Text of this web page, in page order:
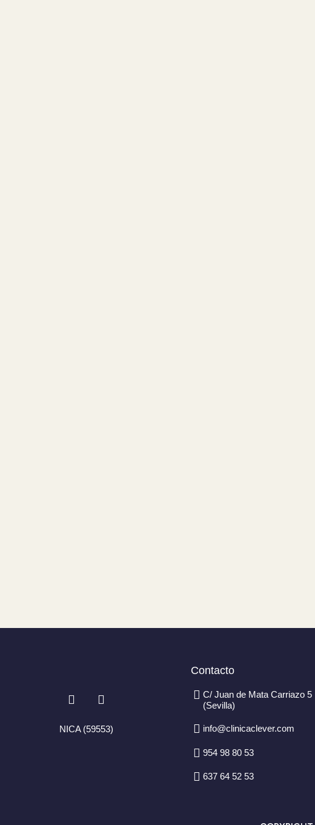
I
n
t
F
a
e
NICA (59553)
Contacto
C/ Juan de Mata Carriazo 5
(Sevilla)
info@clinicaclever.com
954 98 80 53
637 64 52 53